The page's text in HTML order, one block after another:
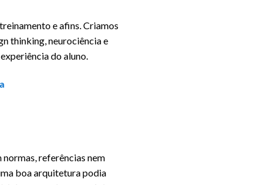
e afins. Criamos
thinking, neurociência e
do aluno.
referências nem
boa arquitetura podia